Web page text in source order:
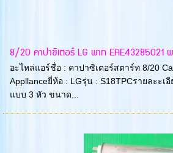
8/20 คาปาซิเตอร์ LG พาท EAE43285021
อะไหล่แอร์ชื่อ : คาปาซิเตอร์สตาร์ท 8/20
Appllanceยี่ห้อ : LGรุ่น : S18TPCรายละะเ
แบบ 3 หัว ขนาด...